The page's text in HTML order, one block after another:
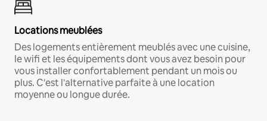
Locations meublées
Des logements entièrement meublés avec une cuisine,
le wifi et les équipements dont vous avez besoin pour
vous installer confortablement pendant un mois ou
plus. C'est l'alternative parfaite à une location
moyenne ou longue durée.